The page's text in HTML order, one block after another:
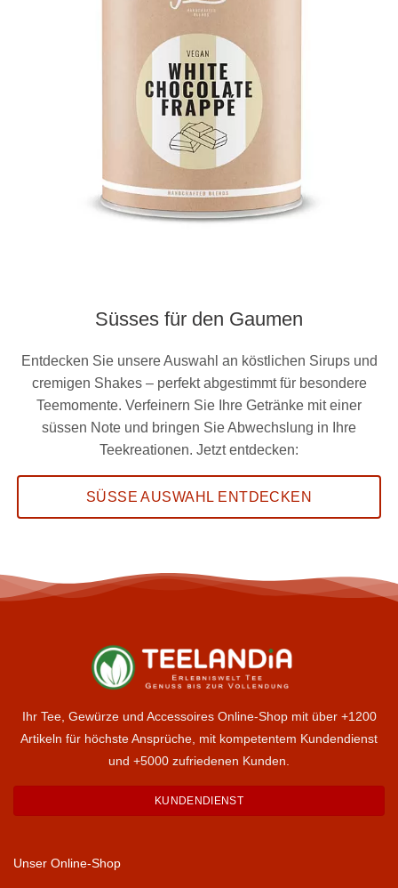
Süsses für den Gaumen
Entdecken Sie unsere Auswahl an köstlichen Sirups und
cremigen Shakes – perfekt abgestimmt für besondere
Teemomente. Verfeinern Sie Ihre Getränke mit einer
süssen Note und bringen Sie Abwechslung in Ihre
Teekreationen. Jetzt entdecken:
SÜSSE AUSWAHL ENTDECKEN
Ihr Tee, Gewürze und Accessoires Online-Shop mit über +1200
Artikeln für höchste Ansprüche, mit kompetentem Kundendienst
und +5000 zufriedenen Kunden.
KUNDENDIENST
Unser Online-Shop